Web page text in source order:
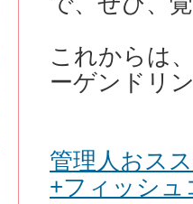
これからは
ーゲンドリ
管理人おス
+フィッシ